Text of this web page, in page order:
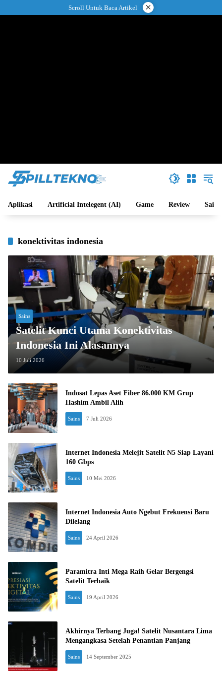
ke
Scroll Untuk Baca Artikel ×
Aplikasi Artificial Intelegent (AI) Game Review Sains
konektivitas indonesia
Sains
Satelit Kunci Utama Konektivitas
Indonesia Ini Alasannya
10 Juli 2026
Indosat Lepas Aset Fiber 86.000 KM Grup
Hashim Ambil Alih
Sains 7 Juli 2026
Internet Indonesia Melejit Satelit N5 Siap Layani
160 Gbps
Sains 10 Mei 2026
Internet Indonesia Auto Ngebut Frekuensi Baru
Dilelang
Sains 24 April 2026
Paramitra Inti Mega Raih Gelar Bergengsi
Satelit Terbaik
Sains 19 April 2026
Akhirnya Terbang Juga! Satelit Nusantara Lima
Mengangkasa Setelah Penantian Panjang
Sains 14 September 2025